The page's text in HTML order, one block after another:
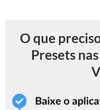
O que
Presets